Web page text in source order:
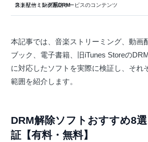
ストリーミング系DRM
音楽配信・動画配信サービスのコンテンツ
本記事では、音楽ストリーミング、動画
ブック、電子書籍、旧iTunes Storeの
に対応したソフトを実際に検証し、それ
範囲を紹介します。
DRM解除ソフトおすすめ8
証【有料・無料】